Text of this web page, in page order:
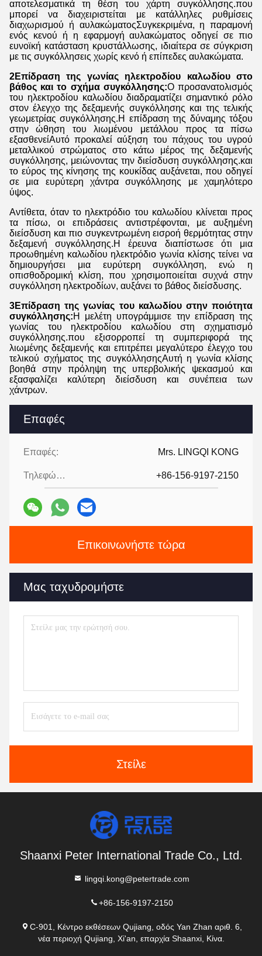
Επαφές
Επαφές: Mrs. LINGQI KONG
Τηλεφώνημα: +86-156-9197-2150
Επικοινωνήστε τώρα
Μας ταχυδρομήστε
Στείλε
αποτελεσματικά τη θέση του χάρτη συγκόλλησης.που
μπορεί να διαχειριστείται με κατάλληλες ρυθμίσεις
διαχωρισμού ή αυλακώματοςΣυγκεκριμένα, η παραμονή
ενός κενού ή η εφαρμογή αυλακώματος οδηγεί σε πιο
ευνοϊκή κατάσταση κρυστάλλωσης, ιδιαίτερα σε σύγκριση
με τις συγκόλλησεις χωρίς κενό ή επίπεδες αυλακώματα.
2Επίδραση της γωνίας ηλεκτροδίου καλωδίου στο
βάθος και το σχήμα συγκόλλησης:Ο προσανατολισμός
του ηλεκτροδίου καλωδίου διαδραματίζει σημαντικό ρόλο
στον έλεγχο της δεξαμενής συγκόλλησης και της τελικής
γεωμετρίας συγκόλλησης.Η επίδραση της δύναμης τόξου
στην ώθηση του λιωμένου μετάλλου προς τα πίσω
εξασθενείΑυτό προκαλεί αύξηση του πάχους του υγρού
μεταλλικού στρώματος στο κάτω μέρος της δεξαμενής
συγκόλλησης, μειώνοντας την διείσδυση συγκόλλησης.και
το εύρος της κίνησης της κουκίδας αυξάνεται, που οδηγεί
σε μια ευρύτερη χάντρα συγκόλλησης με χαμηλότερο
ύψος.
Αντίθετα, όταν το ηλεκτρόδιο του καλωδίου κλίνεται προς
τα πίσω, οι επιδράσεις αντιστρέφονται, με αυξημένη
διείσδυση και πιο συγκεντρωμένη εισροή θερμότητας στην
δεξαμενή συγκόλλησης.Η έρευνα διαπίστωσε ότι μια
προωθημένη καλωδίου ηλεκτρόδιο γωνία κλίσης τείνει να
δημιουργήσει μια ευρύτερη συγκόλληση, ενώ η
οπισθοδρομική κλίση, που χρησιμοποιείται συχνά στην
συγκόλληση ηλεκτροδίων, αυξάνει το βάθος διείσδυσης.
3Επίδραση της γωνίας του καλωδίου στην ποιότητα
συγκόλλησης:Η μελέτη υπογράμμισε την επίδραση της
γωνίας του ηλεκτροδίου καλωδίου στη σχηματισμό
συγκόλλησης.που εξισορροπεί τη συμπεριφορά της
λιωμένης δεξαμενής και επιτρέπει μεγαλύτερο έλεγχο του
τελικού σχήματος της συγκόλλησηςΑυτή η γωνία κλίσης
βοηθά στην πρόληψη της υπερβολικής ψεκασμού και
εξασφαλίζει καλύτερη διείσδυση και συνέπεια των
χάντρων.
Shaanxi Peter International Trade Co., Ltd.
lingqi.kong@petertrade.com
+86-156-9197-2150
C-901, Κέντρο εκθέσεων Qujiang, οδός Yan Zhan αριθ. 6,
νέα περιοχή Qujiang, Xi'an, επαρχία Shaanxi, Κίνα.